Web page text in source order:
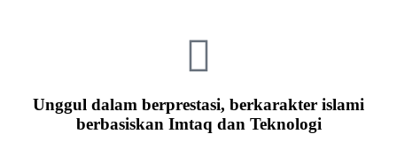
Unggul dalam berprestasi, berkarakter islami
berbasiskan Imtaq dan Teknologi